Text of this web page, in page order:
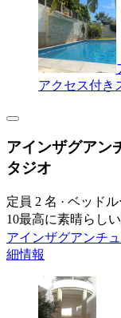
アクセス付き
アインザグアン
タジオ
定員 2 名 · ベッド
10最高に素晴らしい
アインザグアンチ
細情報